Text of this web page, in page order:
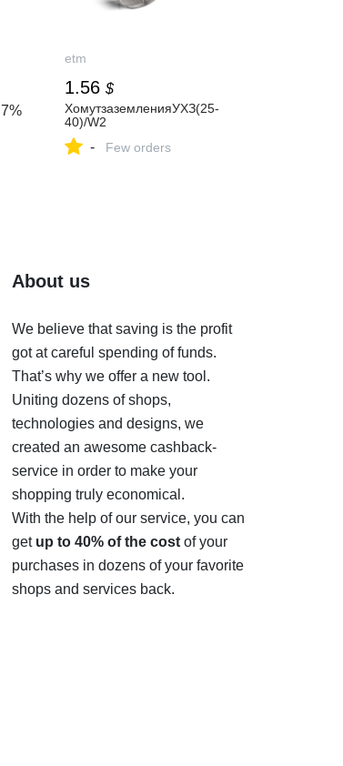
7%
etm
1.56 $
ХомутзаземленияУХЗ(25-
40)/W2
- Few orders
About us
We believe that saving is the profit
got at careful spending of funds.
That’s why we offer a new tool.
Uniting dozens of shops,
technologies and designs, we
created an awesome cashback-
service in order to make your
shopping truly economical.
With the help of our service, you can
get up to 40% of the costof your
purchases in dozens of your favorite
shops and services back.